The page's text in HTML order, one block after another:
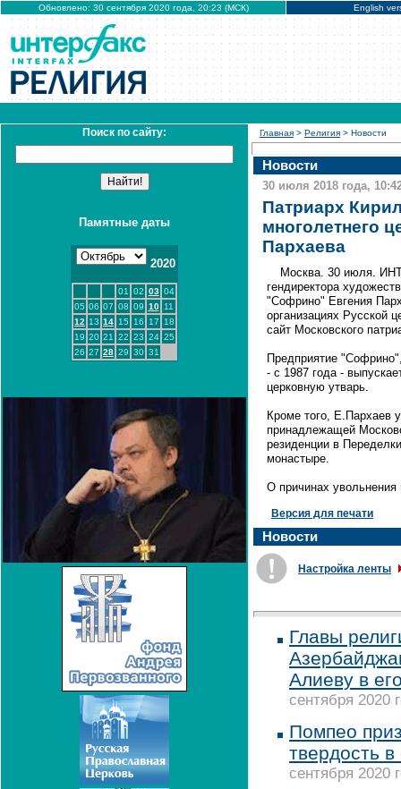
Обновлено: 30 сентября 2020 года, 20:23 (МСК) English
Поиск по сайту:
Памятные даты
2020
01 02 03 04
05 06 07 08 09 10 11
12 13 14 15 16 17
18
19 20 21 22 23 24 25
26 27 28 29 30 31
Главная > Религия > Новости
Новости
30 июля 2018 года,
Патриарх
многолетнего
Пархаева
Москва. 30 июля.
гендиректора
"Софрино" Евгения
организациях Русской
сайт Московского
Предприятие
- с 1987 года -
церковную утварь.
Кроме того, Е.Пархаев
принадлежащей
резиденции в
монастыре.
О причинах
Версия для печати
Новости
Настройка ленты
Главы
Алиеву в
сентября 2020
Помпео
твердость
сентября 2020